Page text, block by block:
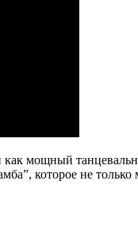
мощный
которое не